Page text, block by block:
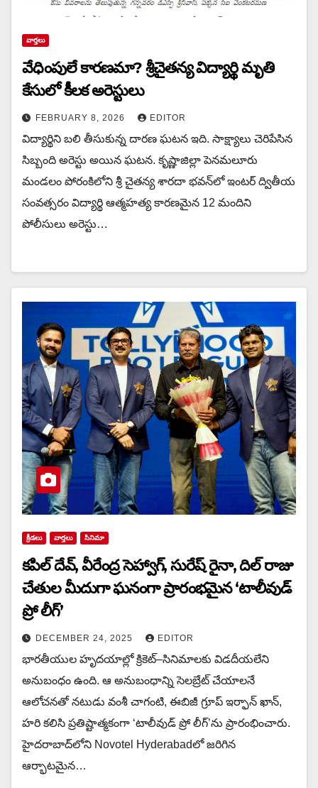
వార్త‌లు
వేధింపులే కారణమా? శ్రీచైతన్య విద్యార్థి మృతి
కేసులో కీలక అరెస్టులు
FEBRUARY 8, 2026 EDITOR
విద్యార్థిని బ‌లి తీసుకున్న దార‌ణ ఘ‌ట‌న ఇది. సాక్ష్యాలు చెరిపేసిన
సిబ్బంది అరెస్టు అయిన ఘ‌ట‌న. కృష్ణాజిల్లా పెనమలూరు
మండలం పోరంకిలోని శ్రీ చైతన్య శారదా భవన్‌లో ఇంటర్‌ ద్వితీయ
సంవత్సరం విద్యార్థి ఆత్మహత్య కారణమైన 12 మందిని
పోలీసులు అరెస్టు…
క్రీడలు వార్త‌లు సినిమా
కపిల్ దేవ్, వీరేంద్ర సెహ్వాగ్, సురేష్ రైనా, దిల్ రాజు
చేతుల మీదుగా ఘనంగా ప్రారంభమైన ‘టాలీవుడ్
ప్రో లీగ్’
DECEMBER 24, 2025 EDITOR
భారతీయుల హృదయాల్లో క్రికెట్‌–సినిమాలకు విడదీయలేని
అనుబంధం ఉంది. ఆ అనుబంధాన్ని సెలబ్రేట్ చేయాలనే
ఆలోచనతో నటుడు వంశీ చాగంటి, ఈబిజీ గ్రూప్‌ ఇర్ఫాన్ ఖాన్,
హరి కలిసి ప్రతిష్టాత్మకంగా ‘టాలీవుడ్ ప్రో లీగ్’ను ప్రారంభించారు.
హైదరాబాద్‌లోని Novotel Hyderabadలో జరిగిన
ఆర్భాటమైన…